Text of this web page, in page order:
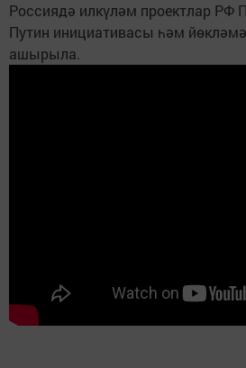
Россиядә илкүләм проектлар РФ
Путин инициативасы һәм
ашырыла.